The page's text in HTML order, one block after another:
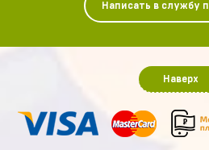
Написать в службу
Наверх